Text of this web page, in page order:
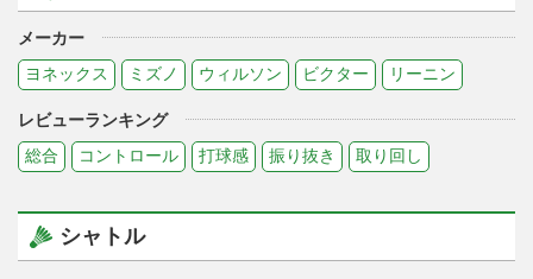
メーカー
ヨネックス
ミズノ ウィルソン ビクター リーニン
レビューランキング
総合
コントロール 打球感 振り抜き 取り回し
シャトル